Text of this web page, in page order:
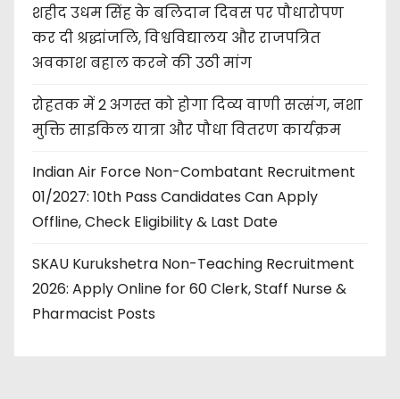
शहीद उधम सिंह के बलिदान दिवस पर पौधारोपण
कर दी श्रद्धांजलि, विश्वविद्यालय और राजपत्रित
अवकाश बहाल करने की उठी मांग
रोहतक में 2 अगस्त को होगा दिव्य वाणी सत्संग, नशा
मुक्ति साइकिल यात्रा और पौधा वितरण कार्यक्रम
Indian Air Force Non-Combatant Recruitment
01/2027: 10th Pass Candidates Can Apply
Offline, Check Eligibility & Last Date
SKAU Kurukshetra Non-Teaching Recruitment
2026: Apply Online for 60 Clerk, Staff Nurse &
Pharmacist Posts